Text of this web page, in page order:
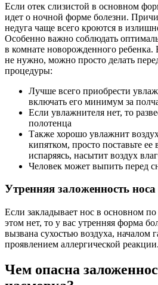
Если отек слизистой в основном
идет о ночной форме болезни.
недуга чаще всего кроются в
Особенно важно соблюдать
в комнате новорожденного ребенка.
не нужно, можно просто делать
процедуры:
Лучше всего приобрести
включать его минимум за
Если увлажнителя нет, то
полотенца
Также хорошо увлажнит
кипятком, просто поставьте
испаряясь, насытит воздух
Человек может выпить перед
Утренняя заложенность носа
Если закладывает нос в основном
этом нет, то у вас утренняя форма
вызвана сухостью воздуха, началом
проявлением аллергической реакции.
Чем опасна